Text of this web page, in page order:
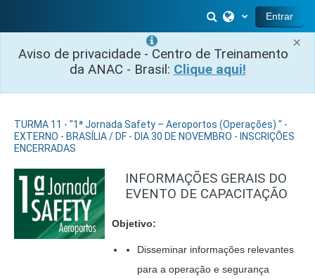
×
Aviso de privacidade - Centro de Treinamento
da ANAC - Brasil: Clique aqui!
Alternar entrada
Entrar
TURMA 11 - "1ª Jornada Safety – Aeroportos (Operações) " -
EXTERNO - BRASÍLIA / DF - DIA 30 DE NOVEMBRO - INSCRIÇÕES
ENCERRADAS
INFORMAÇÕES GERAIS DO
EVENTO DE CAPACITAÇÃO
Objetivo:
Disseminar informações relevantes
para a operação e segurança